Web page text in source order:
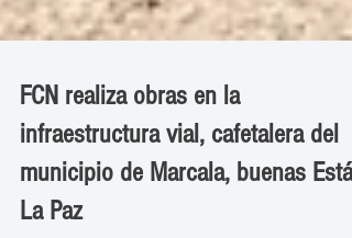
FCN realiza obras en la